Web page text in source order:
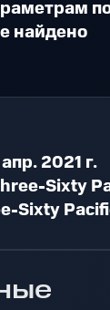
найдено
2021 г.
Sixty
Sixty